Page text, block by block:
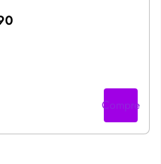
Compre